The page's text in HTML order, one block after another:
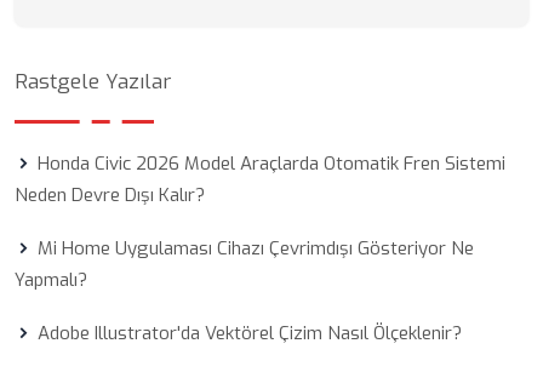
Rastgele Yazılar
Honda Civic 2026 Model Araçlarda Otomatik Fren Sistemi
Neden Devre Dışı Kalır?
Mi Home Uygulaması Cihazı Çevrimdışı Gösteriyor Ne
Yapmalı?
Adobe Illustrator'da Vektörel Çizim Nasıl Ölçeklenir?